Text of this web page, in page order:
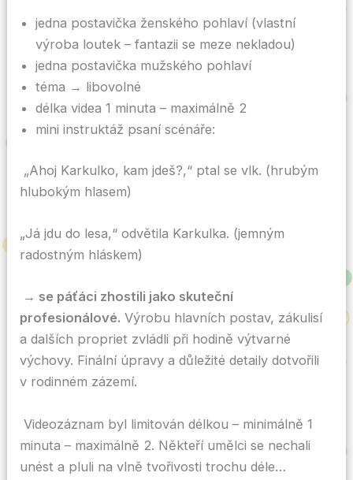
jedna postavička ženského pohlaví (vlastní
výroba loutek – fantazii se meze nekladou)
jedna postavička mužského pohlaví
téma → libovolné
délka videa 1 minuta – maximálně 2
mini instruktáž psaní scénáře:
„Ahoj Karkulko, kam jdeš?,“ ptal se vlk. (hrubým
hlubokým hlasem)
„Já jdu do lesa,“ odvětila Karkulka. (jemným
radostným hláskem)
→ se páťáci zhostili jako skuteční
profesionálové. Výrobu hlavních postav, zákulisí
a dalších propriet zvládli při hodině výtvarné
výchovy. Finální úpravy a důležité detaily dotvořili
v rodinném zázemí.
Videozáznam byl limitován délkou – minimálně 1
minuta – maximálně 2. Někteří umělci se nechali
unést a pluli na vlně tvořivosti trochu déle…